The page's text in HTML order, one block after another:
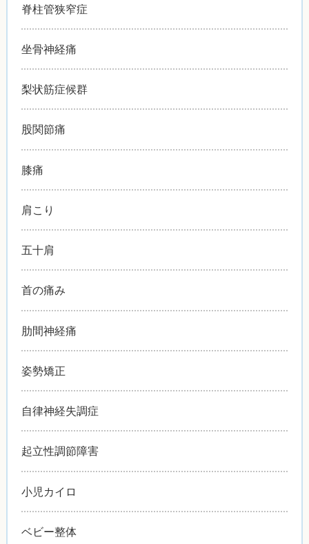
脊柱管狭窄症
坐骨神経痛
梨状筋症候群
股関節痛
膝痛
肩こり
五十肩
首の痛み
肋間神経痛
姿勢矯正
自律神経失調症
起立性調節障害
小児カイロ
ベビー整体